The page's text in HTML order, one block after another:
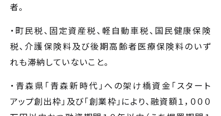
者。
・町民税、固定資産税、軽自動車税、国民健康保険
税、介護保険料及び後期高齢者医療保険料のいず
れも滞納していないこと。
・青森県「青森新時代」への架け橋資金「スタート
アップ創出枠」及び「創業枠」により、融資額１，０００